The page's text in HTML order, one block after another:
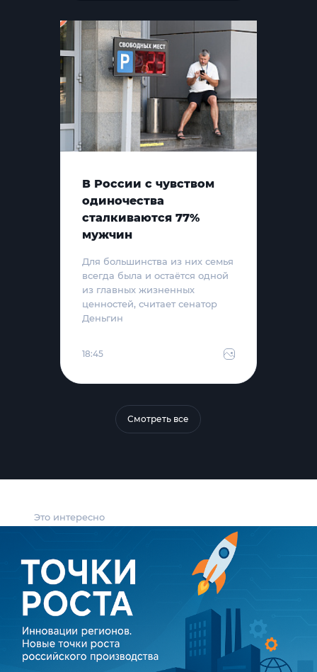
Это интересно
В России с чувством
одиночества
сталкиваются 77%
мужчин
Для большинства из них семья
всегда была и остаётся одной
из главных жизненных
ценностей, считает сенатор
Деньгин
18:45
Смотреть все